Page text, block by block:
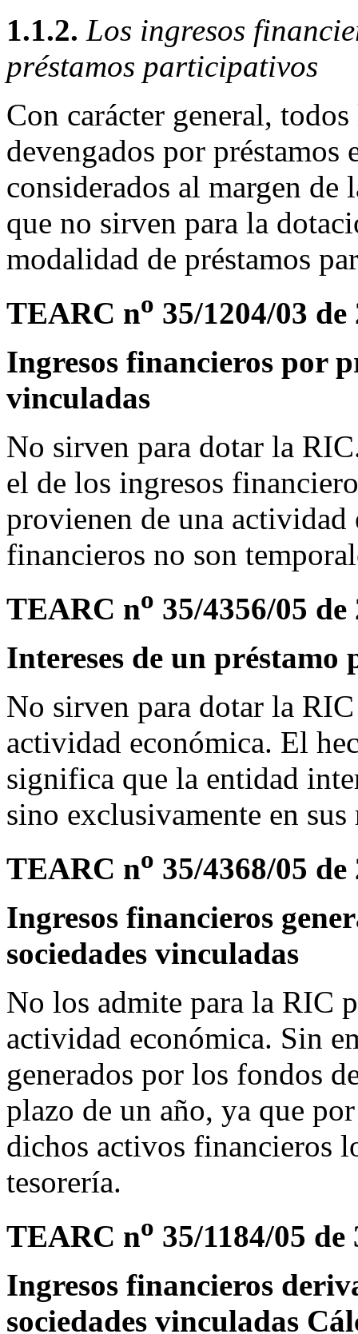
1.1.2. Los ingresos
préstamos participativos
Con carácter general,
devengados por préstamos
considerados al margen
que no sirven para la
modalidad de préstamos
TEARC no 35/1204/03 de
Ingresos financieros por
vinculadas
No sirven para dotar la
el de los ingresos
provienen de una
financieros no son
TEARC no 35/4356/05 de
Intereses de un
No sirven para dotar la
actividad económica. El
significa que la entidad
sino exclusivamente en sus
TEARC no 35/4368/05 de
Ingresos financieros
sociedades vinculadas
No los admite para la RIC
actividad económica. Sin
generados por los fondos
plazo de un año, ya que
dichos activos financieros
tesorería.
TEARC no 35/1184/05 de
Ingresos financieros
sociedades vinculadas